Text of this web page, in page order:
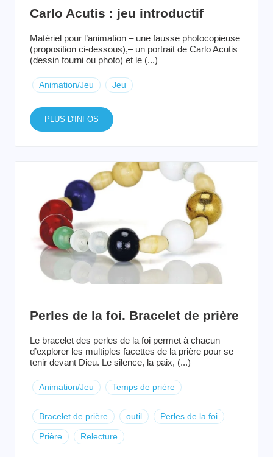
Carlo Acutis : jeu introductif
Matériel pour l’animation – une fausse photocopieuse
(proposition ci-dessous),– un portrait de Carlo Acutis
(dessin fourni ou photo) et le (...)
Animation/Jeu Jeu
PLUS D'INFOS
Perles de la foi. Bracelet de prière
Le bracelet des perles de la foi permet à chacun
d’explorer les multiples facettes de la prière pour se
tenir devant Dieu. Le silence, la paix, (...)
Animation/Jeu Temps de prière
Bracelet de prière outil Perles de la foi
Prière Relecture